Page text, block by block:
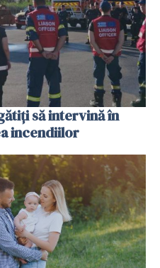
să intervină în
incendiilor